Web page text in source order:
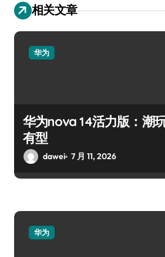
相关文章
华为
华为nova 14活力版：潮
有型
dawei 7 月 11, 2026
华为